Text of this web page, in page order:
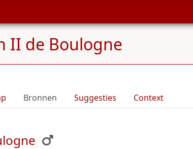
II de Boulogne
Bronnen Suggesties Context